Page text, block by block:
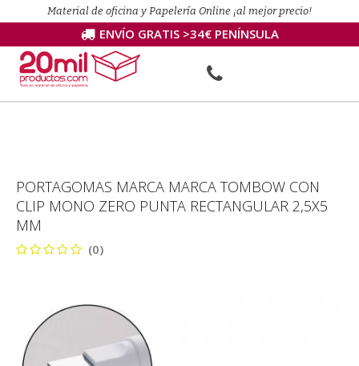
Material de oficina y Papelería Online ¡al mejor precio!
ENVÍO GRATIS >34€ PENÍNSULA
PORTAGOMAS MARCA MARCA TOMBOW CON
CLIP MONO ZERO PUNTA RECTANGULAR 2,5X5
MM
(0)